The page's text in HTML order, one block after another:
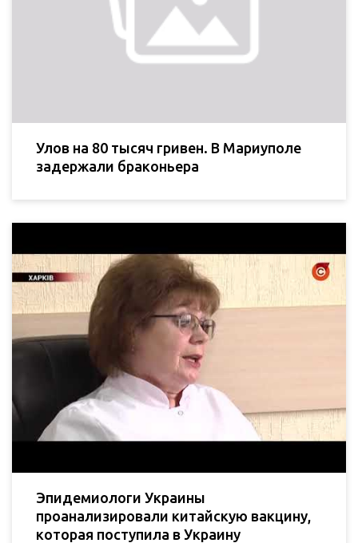
Улов на 80 тысяч гривен. В Мариуполе
задержали браконьера
Эпидемиологи Украины
проанализировали китайскую вакцину,
которая поступила в Украину